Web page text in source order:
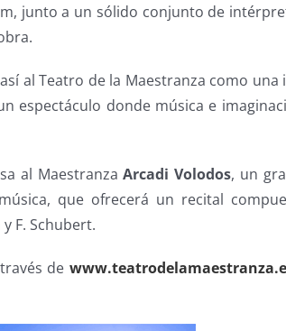
junto a un sólido conjunto de
al Teatro de la Maestranza como
espectáculo donde música e
al MaestranzaArcadi Volodos, un
que ofrecerá un recital
y F. Schubert.
de